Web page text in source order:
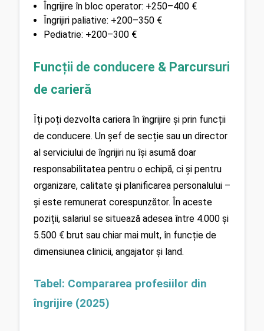
Îngrijire în bloc operator: +250–400 €
Îngrijiri paliative: +200–350 €
Pediatrie: +200–300 €
Funcții de conducere & Parcursuri
de carieră
Îți poți dezvolta cariera în îngrijire și prin funcții
de conducere. Un șef de secție sau un director
al serviciului de îngrijiri nu își asumă doar
responsabilitatea pentru o echipă, ci și pentru
organizare, calitate și planificarea personalului –
și este remunerat corespunzător. În aceste
poziții, salariul se situează adesea între 4.000 și
5.500 € brut sau chiar mai mult, în funcție de
dimensiunea clinicii, angajator și land.
Tabel: Compararea profesiilor din
îngrijire (2025)